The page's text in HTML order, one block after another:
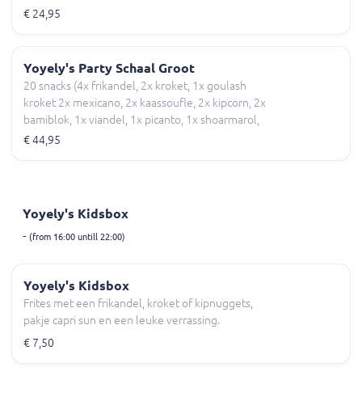
€ 24,95
Yoyely's Party Schaal Groot
20 snacks (4x frikandel, 2x kroket, 1x goulash
kroket 2x mexicano, 2x kaassoufle, 2x kipcorn, 2x
bamiblok, 1x viandel, 1x picanto, 1x shoarmarol,
2x gehaktbal)
€ 44,95
Yoyely's Kidsbox
- (from 16:00 untill 22:00)
Yoyely's Kidsbox
Frites met een frikandel, kroket of kipnuggets,
pakje capri sun en een leuke verrassing.
€ 7,50